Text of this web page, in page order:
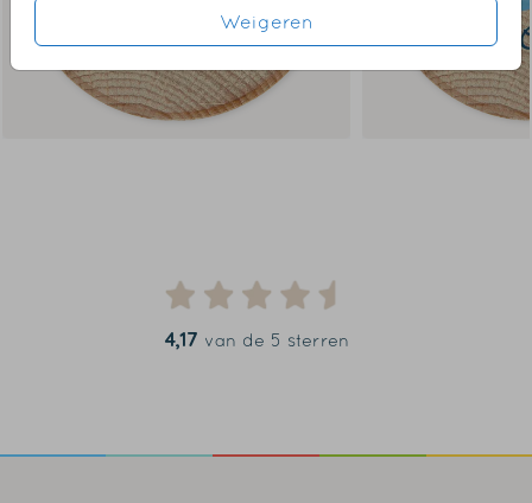
Weigeren
4,17 van de 5 sterren